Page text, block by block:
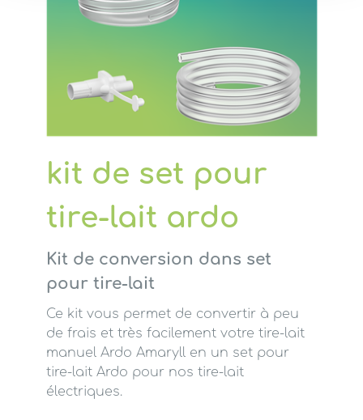
kit de set pour
tire-lait ardo
Kit de conversion dans set
pour tire-lait
Ce kit vous permet de convertir à peu
de frais et très facilement votre tire-lait
manuel Ardo Amaryll en un set pour
tire-lait Ardo pour nos tire-lait
électriques.